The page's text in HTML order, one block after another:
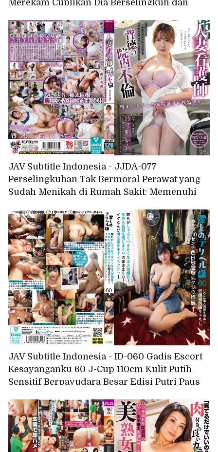
Merekam Cuplikan Dia Berselingkuh dan
JAV Subtitle Indonesia - JJDA-077
Perselingkuhan Tak Bermoral Perawat yang
Sudah Menikah di Rumah Sakit: Memenuhi
Dirawat di Rumah Sakit... Yui Hatano
JAV Subtitle Indonesia - ID-060 Gadis Escort
Kesayanganku 60 J-Cup 110cm Kulit Putih
Sensitif Berpayudara Besar Edisi Putri Paus
besarnya yang alami! Puting dan
payudaranya sangat sensitif, dia orgasme
berulang kali! Seekor paus betina yang
menyemburkan cairan setiap kali dia